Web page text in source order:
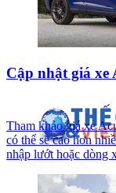
Cập nhật giá xe
Tham khảo giá xe
có thể sẽ cao hơn
nhập lướt hoặc dòng